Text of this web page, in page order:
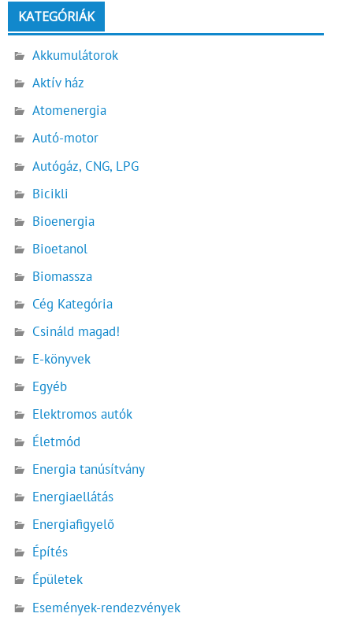
KATEGÓRIÁK
Akkumulátorok
Aktív ház
Atomenergia
Autó-motor
Autógáz, CNG, LPG
Bicikli
Bioenergia
Bioetanol
Biomassza
Cég Kategória
Csináld magad!
E-könyvek
Egyéb
Elektromos autók
Életmód
Energia tanúsítvány
Energiaellátás
Energiafigyelő
Építés
Épületek
Események-rendezvények